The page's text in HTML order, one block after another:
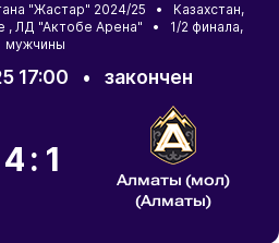
"Жастар" 2024/25 • Казахстан,
, ЛД "Актобе Арена" • 1/2 финала,
мужчины
17:00 • закончен
4:1
Алматы (мол)
(Алматы)